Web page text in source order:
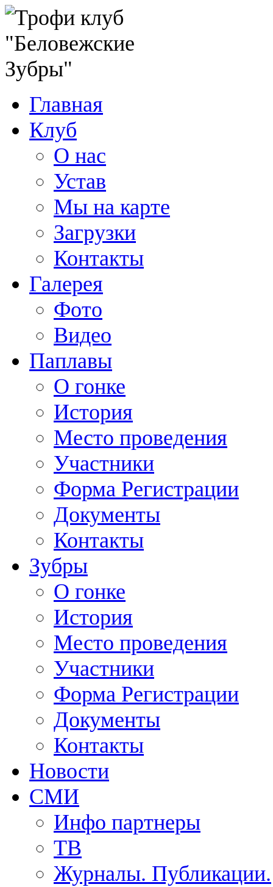
Главная
Клуб
О нас
Устав
Мы на карте
Загрузки
Контакты
Галерея
Фото
Видео
Паплавы
О гонке
История
Место проведения
Участники
Форма Регистрации
Документы
Контакты
Зубры
О гонке
История
Место проведения
Участники
Форма Регистрации
Документы
Контакты
Новости
СМИ
Инфо партнеры
ТВ
Журналы. Публикации.